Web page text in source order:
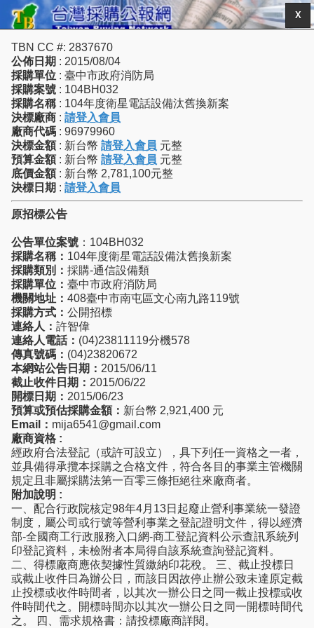
X
TBN CC #: 2837670
公佈日期 : 2015/08/04
採購單位 : 臺中市政府消防局
採購案號 : 104BH032
採購名稱 : 104年度衛星電話設備汰舊換新案
決標廠商 : 請登入會員
廠商代碼 : 96979960
決標金額 : 新台幣 請登入會員 元整
預算金額 : 新台幣 請登入會員 元整
底價金額 : 新台幣 2,781,100元整
決標日期 : 請登入會員
原招標公告
公告單位案號 ：104BH032
採購名稱： 104年度衛星電話設備汰舊換新案
採購類別： 採購-通信設備類
採購單位： 臺中市政府消防局
機關地址： 408臺中市南屯區文心南九路119號
採購方式： 公開招標
連絡人： 許智偉
連絡人電話： (04)23811119分機578
傳真號碼： (04)23820672
本網站公告日期： 2015/06/11
截止收件日期： 2015/06/22
開標日期： 2015/06/23
預算或預估採購金額： 新台幣 2,921,400 元
Email： mija6541@gmail.com
廠商資格 :
經政府合法登記（或許可設立），具下列任一資格之一者，
並具備得承攬本採購之合格文件，符合各目的事業主管機關
規定且非屬採購法第一百零三條拒絕往來廠商者。
附加說明 :
一、配合行政院核定98年4月13日起廢止營利事業統一發證
制度，屬公司或行號等營利事業之登記證明文件，得以經濟
部-全國商工行政服務入口網-商工登記資料公示查訊系統列
印登記資料，未檢附者本局得自該系統查詢登記資料。
二、得標廠商應依契據性質繳納印花稅。 三、截止投標日
或截止收件日為辦公日，而該日因故停止辦公致未達原定截
止投標或收件時間者，以其次一辦公日之同一截止投標或收
件時間代之。開標時間亦以其次一辦公日之同一開標時間代
之。 四、需求規格書：請投標廠商詳閱。